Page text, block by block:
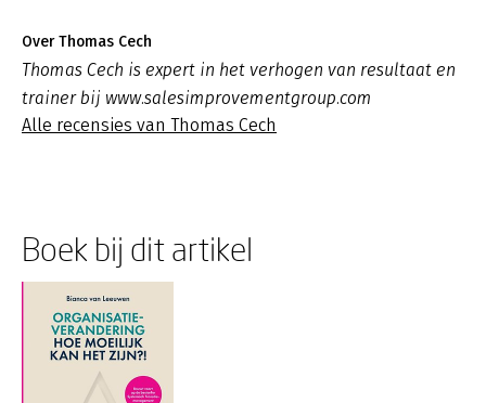
Over Thomas Cech
Thomas Cech is expert in het verhogen van resultaat en
trainer bij www.salesimprovementgroup.com
Alle recensies van Thomas Cech
Boek bij dit artikel